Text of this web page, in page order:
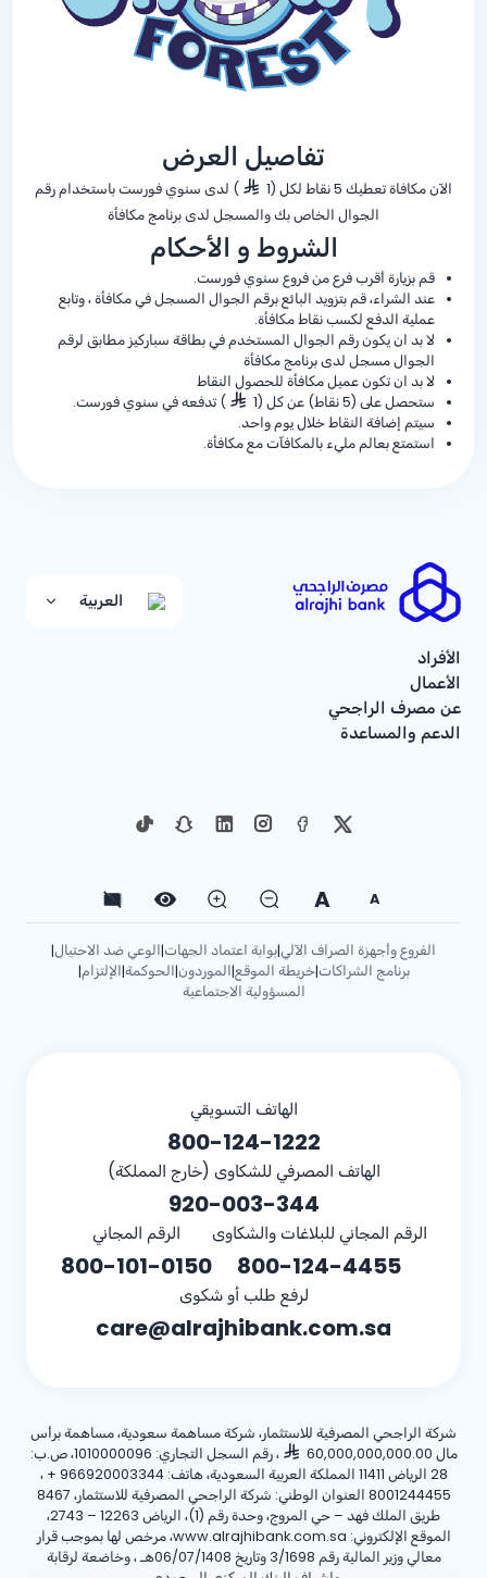
تفاصيل العرض
الآن مكافاة تعطيك 5 نقاط لكل (1
) لدى سنوي فورست باستخدام رقم
الجوال الخاص بك والمسجل لدى برنامج مكافأة
الشروط و الأحكام
قم بزيارة أقرب فرع من فروع سنوي فورست.
عند الشراء، قم بتزويد البائع برقم الجوال المسجل في مكافأة ، وتابع
عملية الدفع لكسب نقاط مكافأة.
لا بد ان يكون رقم الجوال المستخدم في بطاقة سباركيز مطابق لرقم
الجوال مسجل لدى برنامج مكافأة
لا بد ان تكون عميل مكافأة للحصول النقاط
ستحصل على (5 نقاط) عن كل (1
) تدفعه في سنوي فورست.
سيتم إضافة النقاط خلال يوم واحد.
استمتع بعالم مليء بالمكافآت مع مكافأة.
العربية
الأفراد
الأعمال
عن مصرف الراجحي
الدعم والمساعدة
A
A
الفروع وأجهزة الصراف الآلي|بوابة اعتماد الجهات|الوعي ضد الاحتيال|
برنامج الشراكات|خريطة الموقع|الموردون|الحوكمة|الإلتزام|
المسؤولية الاجتماعية
الهاتف التسويقي
800-124-1222
الهاتف المصرفي للشكاوى (خارج المملكة)
920-003-344
الرقم المجاني للبلاغات والشكاوى
800-124-4455
الرقم المجاني
800-101-0150
لرفع طلب أو شكوى
care@alrajhibank.com.sa
شركة الراجحي المصرفية للاستثمار، شركة مساهمة سعودية، مساهمة برأس
مال 60,000,000,000.00
، رقم السجل التجاري: 1010000096، ص.ب:
28 الرياض 11411 المملكة العربية السعودية، هاتف:
+ 966920003344 ،
8001244455 العنوان الوطني: شركة الراجحي المصرفية للاستثمار، 8467
طريق الملك فهد – حي المروج، وحدة رقم (1)، الرياض 12263 – 2743،
الموقع الإلكتروني: www.alrajhibank.com.sa، مرخص لها بموجب قرار
معالي وزير المالية رقم 3/1698 وتاريخ 06/07/1408هـ ، وخاضعة لرقابة